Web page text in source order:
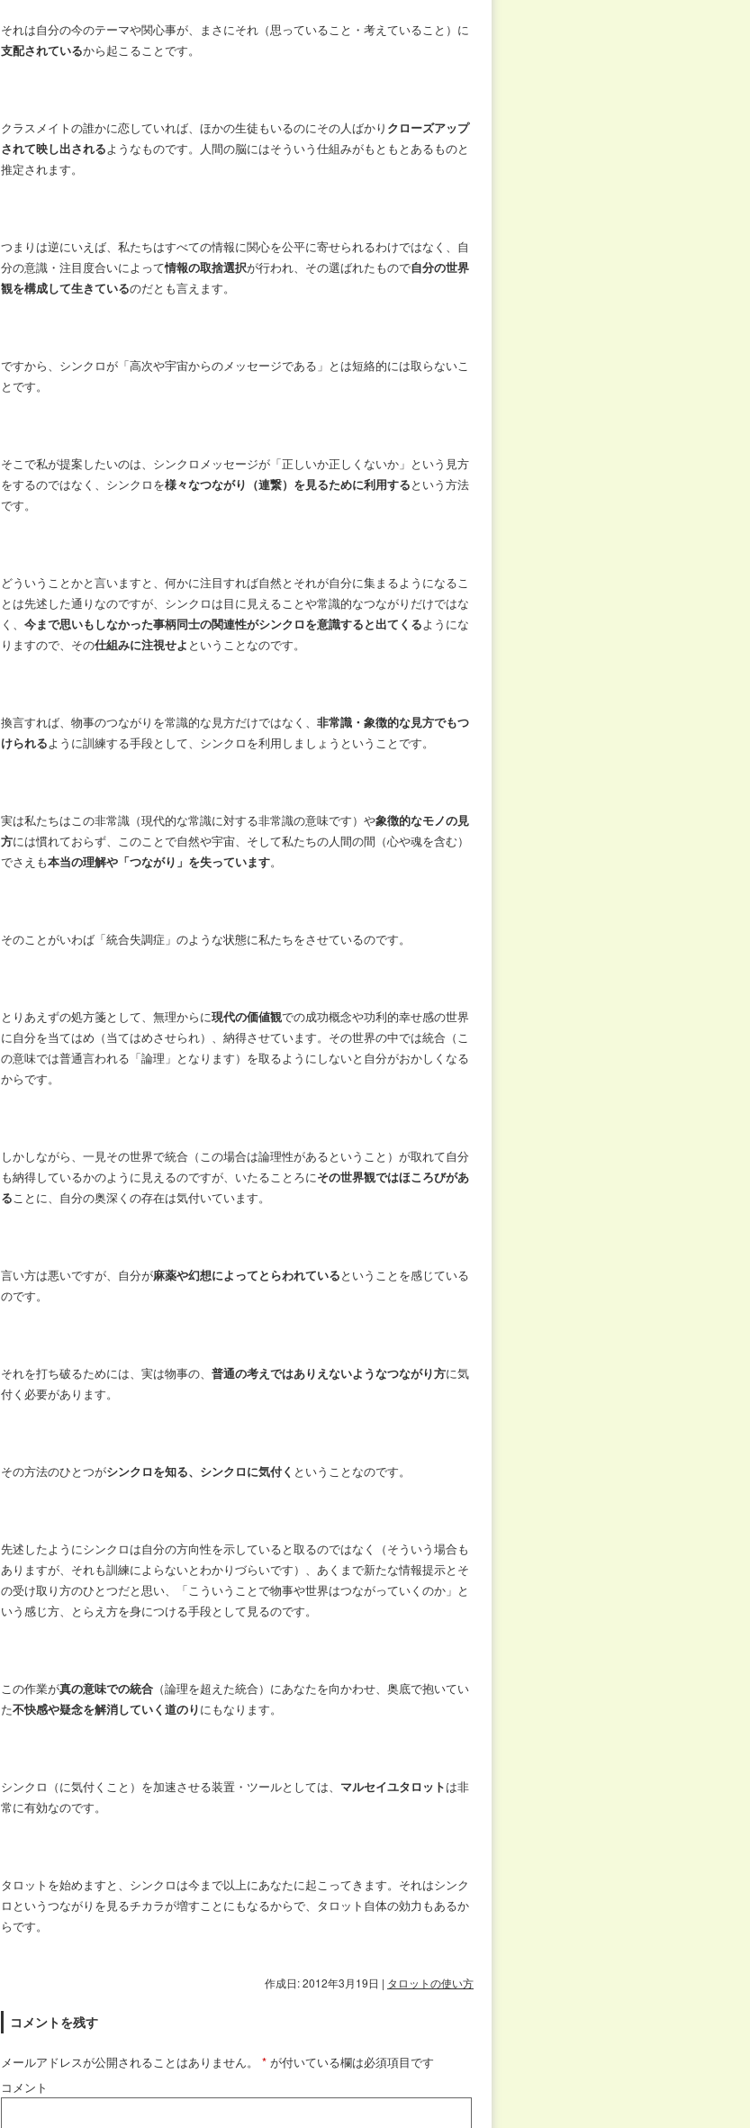
それは自分の今のテーマや関心事が、まさにそれ（思っていること・考えていること）に
支配されているから起こることです。
クラスメイトの誰かに恋していれば、ほかの生徒もいるのにその人ばかり クローズアップ
されて映し出されるようなものです。人間の脳にはそういう仕組みがもともとあるものと
推定されます。
つまりは逆にいえば、私たちはすべての情報に関心を公平に寄せられるわけではなく、自
分の意識・注目度合いによって情報の取捨選択が行われ、その選ばれたもので自分の世界
観を構成して生きているのだとも言えます。
ですから、シンクロが「高次や宇宙からのメッセージである」とは短絡的には取らないこ
とです。
そこで私が提案したいのは、シンクロメッセージが「正しいか正しくないか」という見方
をするのではなく、シンクロを様々なつながり（連繋）を見るために利用するという方法
です。
どういうことかと言いますと、何かに注目すれば自然とそれが自分に集まるようになるこ
とは先述した通りなのですが、シンクロは目に見えることや常識的なつながりだけではな
く、 今まで思いもしなかった事柄同士の関連性がシンクロを意識すると出てくるようにな
りますので、その仕組みに注視せよ ということなのです。
換言すれば、物事のつながりを常識的な見方だけではなく、 非常識・象徴的な見方でもつ
けられるように訓練する手段として、シンクロを利用しましょうということです。
実は私たちはこの非常識（現代的な常識に対する非常識の意味です）や象徴的なモノの見
方には慣れておらず、このことで自然や宇宙、そして私たちの人間の間（心や魂を含む）
でさえも本当の理解や「つながり」を失っています。
そのことがいわば「統合失調症」のような状態に私たちをさせているのです。
とりあえずの処方箋として、無理からに現代の価値観での成功概念や功利的幸せ感の世界
に自分を当てはめ（当てはめさせられ）、納得させています。その世界の中では統合（こ
の意味では普通言われる「論理」となります）を取るようにしないと自分がおかしくなる
からです。
しかしながら、一見その世界で統合（この場合は論理性があるということ）が取れて自分
も納得しているかのように見えるのですが、いたることろにその世界観ではほころびがあ
ることに、自分の奥深くの存在は気付いています。
言い方は悪いですが、自分が麻薬や幻想によってとらわれているということを感じている
のです。
それを打ち破るためには、実は物事の、 普通の考えではありえないようなつながり方に気
付く必要があります。
その方法のひとつがシンクロを知る、シンクロに気付く ということなのです。
先述したようにシンクロは自分の方向性を示していると取るのではなく（そういう場合も
ありますが、それも訓練によらないとわかりづらいです）、あくまで新たな情報提示とそ
の受け取り方のひとつだと思い、「こういうことで物事や世界はつながっていくのか」と
いう感じ方、とらえ方を身につける手段として見るのです。
この作業が真の意味での統合 （論理を超えた統合）にあなたを向かわせ、奥底で抱いてい
た不快感や疑念を解消していく道のりにもなります。
シンクロ（に気付くこと）を加速させる装置・ツールとしては、 マルセイユタロットは非
常に有効なのです。
タロットを始めますと、シンクロは今まで以上にあなたに起こってきます。それはシンク
ロというつながりを見るチカラが増すことにもなるからで、タロット自体の効力もあるか
らです。
作成日: 2012年3月19日 | タロットの使い方
コメントを残す
メールアドレスが公開されることはありません。 * が付いている欄は必須項目です
コメント